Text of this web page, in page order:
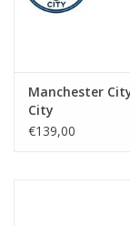
Manchester
City
€139,00